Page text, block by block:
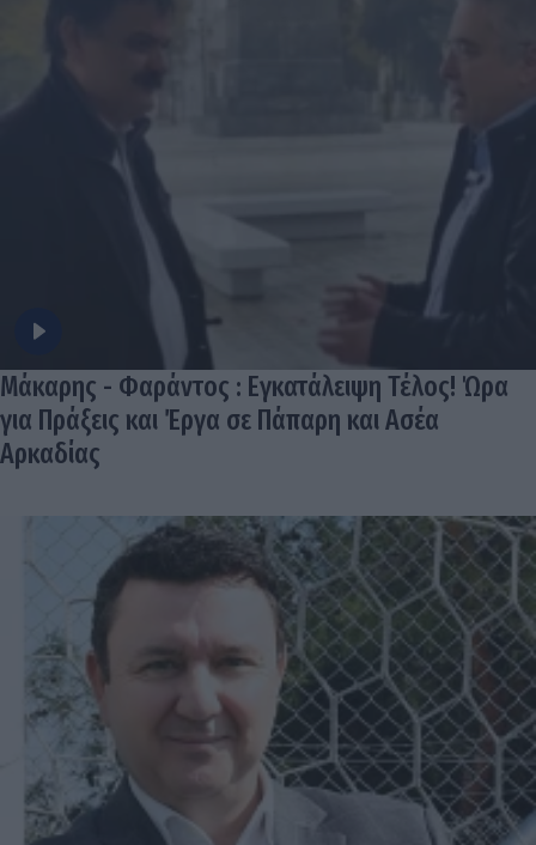
Μάκαρης - Φαράντος : Εγκατάλειψη Τέλος! Ώρα
για Πράξεις και Έργα σε Πάπαρη και Ασέα
Αρκαδίας